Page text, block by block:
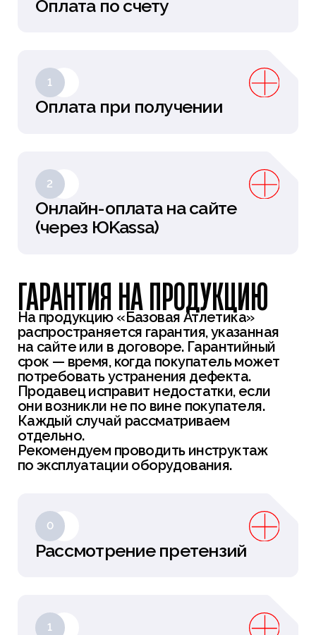
Оплата по счету
1
Оплата при получении
2
Онлайн-оплата на сайте
(через ЮKassa)
ГАРАНТИЯ НА ПРОДУКЦИЮ
На продукцию «Базовая Атлетика»
распространяется гарантия, указанная
на сайте или в договоре. Гарантийный
срок — время, когда покупатель может
потребовать устранения дефекта.
Продавец исправит недостатки, если
они возникли не по вине покупателя.
Каждый случай рассматриваем
отдельно.
Рекомендуем проводить инструктаж
по эксплуатации оборудования.
0
Рассмотрение претензий
1